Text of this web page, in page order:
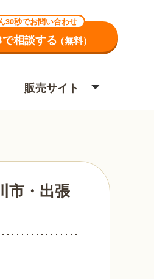
30秒でお問い合わせ
相談する（無料）
販売サイト
市・出張